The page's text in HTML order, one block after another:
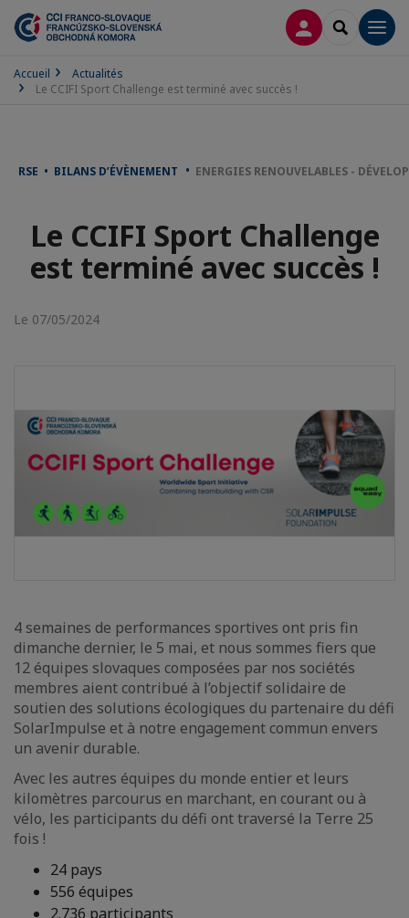
CONNEXION
Accueil
Actualités
Le CCIFI Sport Challenge est terminé avec succès !
RSE • BILANS D’ÉVÈNEMENT ENERGIES RENOUVELABLES -
Le CCIFI Sport Challenge
est terminé avec succès !
Le 07/05/2024
4 semaines de performances sportives ont pris fin
dimanche dernier, le 5 mai, et nous sommes fiers que
12 équipes slovaques composées par nos sociétés
membres aient contribué à l’objectif solidaire de
soutien des solutions écologiques du partenaire du défi
SolarImpulse et à notre engagement commun envers
un avenir durable.
Avec les autres équipes du monde entier et leurs
kilomètres parcourus en marchant, en courant ou à
vélo, les participants du défi ont traversé la Terre 25
fois !
24 pays
556 équipes
2.736 participants